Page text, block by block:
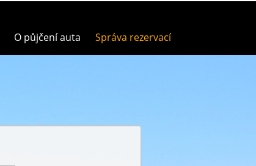
O půjčení auta Správa rezervací